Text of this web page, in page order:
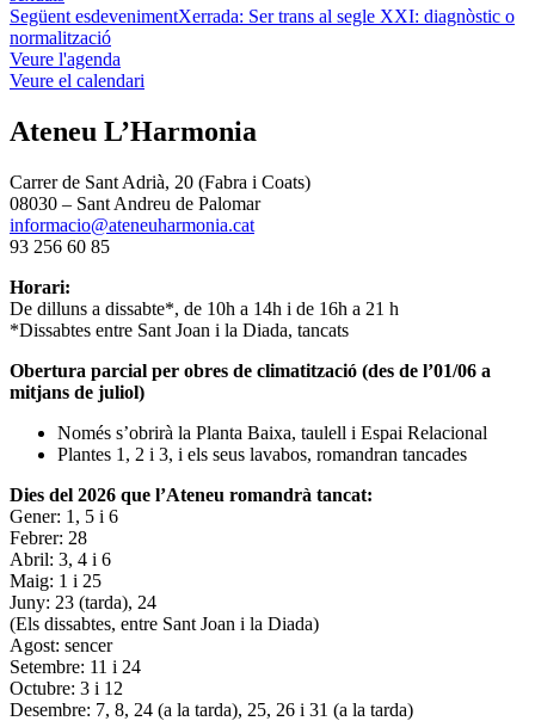
Següent esdevenimentXerrada: Ser trans al segle XXI: diagnòstic o
normalització
Veure l'agenda
Veure el calendari
Ateneu L’Harmonia
Carrer de Sant Adrià, 20 (Fabra i Coats)
08030 – Sant Andreu de Palomar
informacio@ateneuharmonia.cat
93 256 60 85
Horari:
De dilluns a dissabte*, de 10h a 14h i de 16h a 21 h
*Dissabtes entre Sant Joan i la Diada, tancats
Obertura parcial per obres de climatització (des de l’01/06 a
mitjans de juliol)
Només s’obrirà la Planta Baixa, taulell i Espai Relacional
Plantes 1, 2 i 3, i els seus lavabos, romandran tancades
Dies del 2026 que l’Ateneu romandrà tancat:
Gener: 1, 5 i 6
Febrer: 28
Abril: 3, 4 i 6
Maig: 1 i 25
Juny: 23 (tarda), 24
(Els dissabtes, entre Sant Joan i la Diada)
Agost: sencer
Setembre: 11 i 24
Octubre: 3 i 12
Desembre: 7, 8, 24 (a la tarda), 25, 26 i 31 (a la tarda)